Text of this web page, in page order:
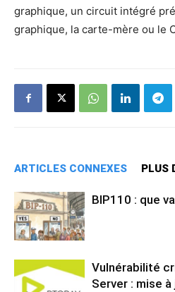
graphique, un circuit intégré
graphique, la carte-mère ou le
ARTICLES CONNEXES PLUS
BIP110 : que
Vulnérabilité
Server : mise